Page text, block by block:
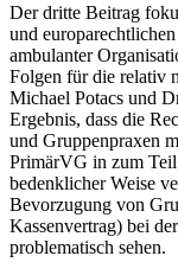
Der dritte Beitrag
und
ambulanter
Folgen für die relativ
Michael Potacs und
Ergebnis, dass die
und Gruppenpraxen
PrimärVG in zum
bedenklicher Weise
Bevorzugung von
Kassenvertrag) bei
problematisch sehen.